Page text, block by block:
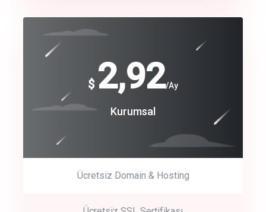
crm auto cync
track energy costs
Get Started
Start by trying our service for 30 days free trial no credit card
$ 2,92/Ay
Kurumsal
Ücretsiz Domain & Hosting
$
240
Coroprate